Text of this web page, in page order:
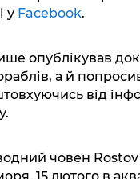
у Facebook.
опублікував
а й
від
човен